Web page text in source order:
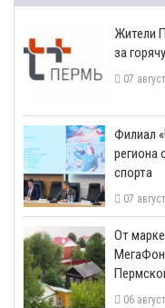
​Жители
за
07
​Филиал
региона
спорта
07
От
МегаФон
06